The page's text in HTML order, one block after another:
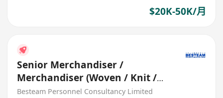
$20K-50K/月
Senior Merchandiser /
Merchandiser (Woven / Knit /
Sweater) - 5 days
Besteam Personnel Consultancy Limited